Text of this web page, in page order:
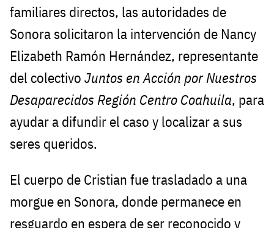
familiares directos, las autoridades de
Sonora solicitaron la intervención de Nancy
Elizabeth Ramón Hernández, representante
del colectivo Juntos en Acción por Nuestros
Desaparecidos Región Centro Coahuila, para
ayudar a difundir el caso y localizar a sus
seres queridos.
El cuerpo de Cristian fue trasladado a una
morgue en Sonora, donde permanece en
resguardo en espera de ser reconocido y